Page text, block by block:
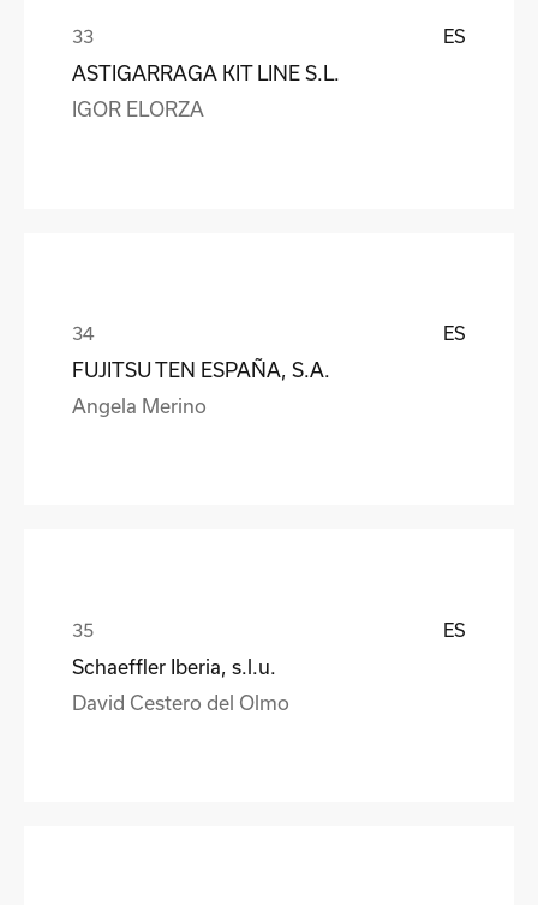
ES
ASTIGARRAGA KIT LINE S.L.
IGOR ELORZA
ES
FUJITSU TEN ESPAÑA, S.A.
Angela Merino
ES
Schaeffler Iberia, s.l.u.
David Cestero del Olmo